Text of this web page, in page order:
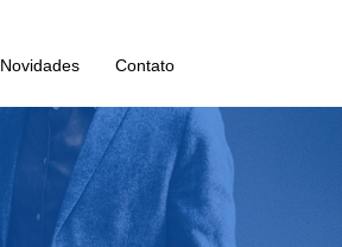
Novidades Contato